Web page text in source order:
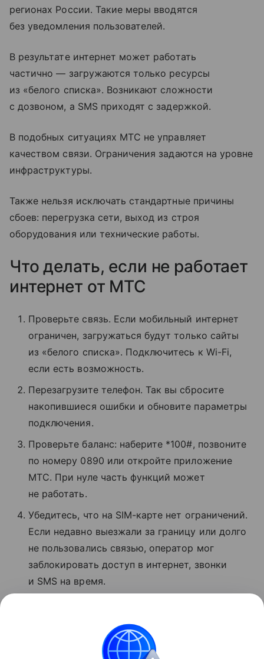
регионах России. Такие меры вводятся
без уведомления пользователей.
В результате интернет может работать
частично — загружаются только ресурсы
из «белого списка». Возникают сложности
с дозвоном, а SMS приходят с задержкой.
В подобных ситуациях МТС не управляет
качеством связи. Ограничения задаются на уровне
инфраструктуры.
Также нельзя исключать стандартные причины
сбоев: перегрузка сети, выход из строя
оборудования или технические работы.
Что делать, если не работает
интернет от МТС
Проверьте связь. Если мобильный интернет
ограничен, загружаться будут только сайты
из «белого списка». Подключитесь к Wi-Fi,
если есть возможность.
Перезагрузите телефон. Так вы сбросите
накопившиеся ошибки и обновите параметры
подключения.
Проверьте баланс: наберите *100#, позвоните
по номеру 0890 или откройте приложение
МТС. При нуле часть функций может
не работать.
Убедитесь, что на SIM-карте нет ограничений.
Если недавно выезжали за границу или долго
не пользовались связью, оператор мог
заблокировать доступ в интернет, звонки
и SMS на время.
и сообщите о проблеме.